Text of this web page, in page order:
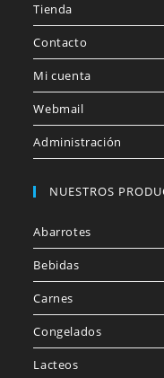
Tienda
Contacto
Mi cuenta
Webmail
Administración
NUESTROS
Abarrotes
Bebidas
Carnes
Congelados
Lacteos